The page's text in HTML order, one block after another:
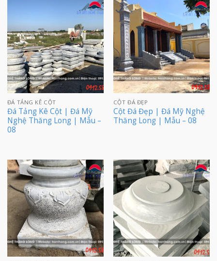
ĐÁ TẢNG KÊ CỘT
Đá Tảng Kê Cột | Đá Mỹ
Nghệ Thăng Long | Mẫu –
08
CỘT ĐÁ ĐẸP
Cột Đá Đẹp | Đá Mỹ Nghệ
Thăng Long | Mẫu – 08